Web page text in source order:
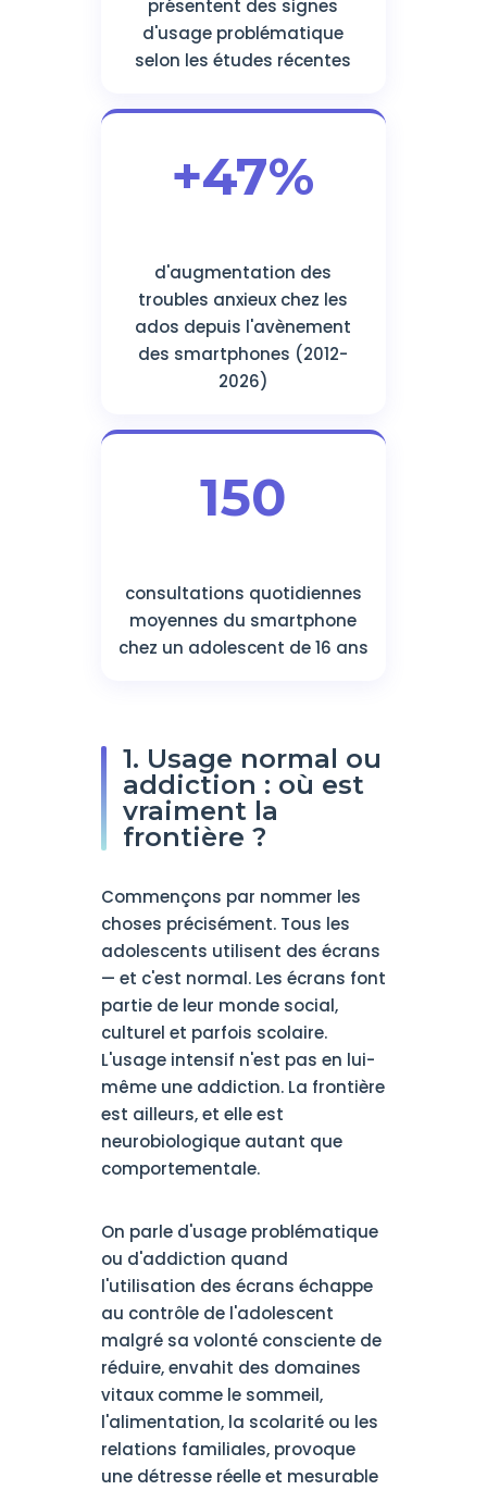
présentent des signes
d'usage problématique
selon les études récentes
+47%
d'augmentation des
troubles anxieux chez les
ados depuis l'avènement
des smartphones (2012-
2026)
150
consultations quotidiennes
moyennes du smartphone
chez un adolescent de 16 ans
1. Usage normal ou
addiction : où est
vraiment la
frontière ?
Commençons par nommer les
choses précisément. Tous les
adolescents utilisent des écrans
— et c'est normal. Les écrans font
partie de leur monde social,
culturel et parfois scolaire.
L'usage intensif n'est pas en lui-
même une addiction. La frontière
est ailleurs, et elle est
neurobiologique autant que
comportementale.
On parle d'usage problématique
ou d'addiction quand
l'utilisation des écrans échappe
au contrôle de l'adolescent
malgré sa volonté consciente de
réduire, envahit des domaines
vitaux comme le sommeil,
l'alimentation, la scolarité ou les
relations familiales, provoque
une détresse réelle et mesurable